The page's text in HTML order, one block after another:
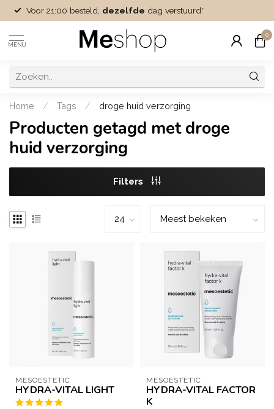
Voor 21:00 besteld, dezelfde dag verstuurd*
MENU
0
Home / Tags / droge huid verzorging
Producten getagd met droge
huid verzorging
Filters
MESOESTETIC
HYDRA-VITAL LIGHT
MESOESTETIC
HYDRA-VITAL FACTOR
K